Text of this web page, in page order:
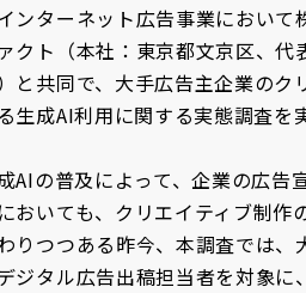
ンターネット広告事業において
クト（本社：東京都文京区、代
と共同で、大手広告主企業のク
生成AI利用に関する実態調査を
AIの普及によって、企業の広告
おいても、クリエイティブ制作
りつつある昨今、本調査では
ジタル広告出稿担当者を対象に